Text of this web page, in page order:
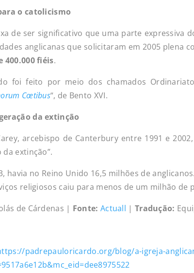
o catolicismo
de ser significativo que uma parte expressiva
anglicanas que solicitaram em 2005 plena
400.000 fiéis.
foi feito por meio dos chamados
Cœtibus“, de Bento XVI.
da extinção
arcebispo de Canterbury entre 1991 e
da extinção”.
havia no Reino Unido 16,5 milhões de
religiosos caiu para menos de um milhão de
de Cárdenas | Fonte: Actuall | Tradução:
padrepauloricardo.org/blog/a-igreja-